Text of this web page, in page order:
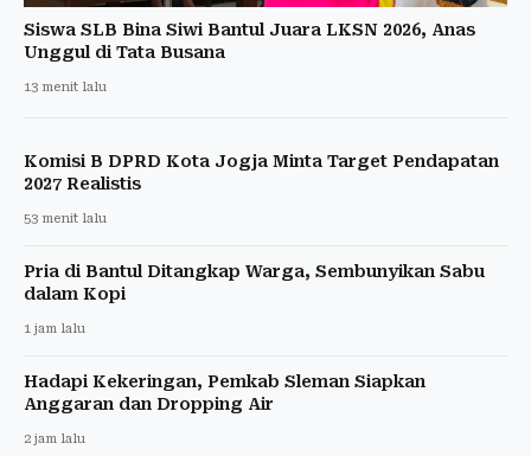
Siswa SLB Bina Siwi Bantul Juara LKSN 2026, Anas
Unggul di Tata Busana
13 menit lalu
Komisi B DPRD Kota Jogja Minta Target Pendapatan
2027 Realistis
53 menit lalu
Pria di Bantul Ditangkap Warga, Sembunyikan Sabu
dalam Kopi
1 jam lalu
Hadapi Kekeringan, Pemkab Sleman Siapkan
Anggaran dan Dropping Air
2 jam lalu